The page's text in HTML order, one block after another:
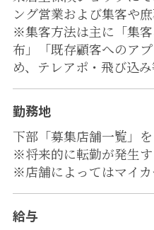
ング営業および集客や
※集客方法は主に「集
布」「既存顧客へのア
め、テレアポ・飛び込
勤務地
下部「募集店舗一覧」を
※将来的に転勤が発生す
※店舗によってはマイカ
給与